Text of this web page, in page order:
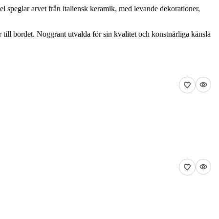
speglar arvet från italiensk keramik, med levande dekorationer,
bordet. Noggrant utvalda för sin kvalitet och konstnärliga känsla